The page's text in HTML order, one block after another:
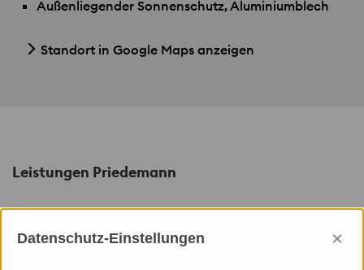
Außenliegender Sonnenschutz, Aluminiumblech
Standort in Google Maps anzeigen
Leistungen Priedemann
Consultancy
Grundlagenermittlung und Zielstellung
Datenschutz-Einstellungen ×